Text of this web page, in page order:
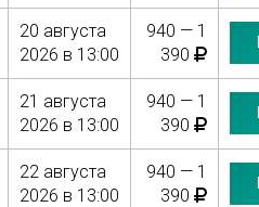
20 августа
2026 в 13:00
940 — 1
390
21 августа
2026 в 13:00
940 — 1
390
22 августа
2026 в 13:00
940 — 1
390